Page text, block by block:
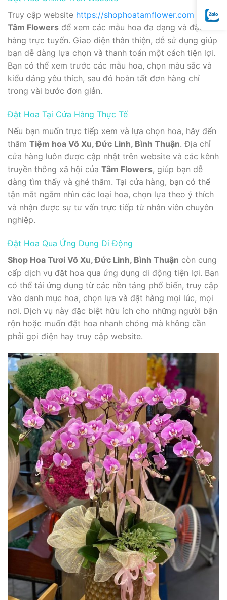
Truy cập website https://shophoatamflower.com của
Tâm Flowers để xem các mẫu hoa đa dạng và đặt
hàng trực tuyến. Giao diện thân thiện, dễ sử dụng giúp
bạn dễ dàng lựa chọn và thanh toán một cách tiện lợi.
Bạn có thể xem trước các mẫu hoa, chọn màu sắc và
kiểu dáng yêu thích, sau đó hoàn tất đơn hàng chỉ
trong vài bước đơn giản.
Đặt Hoa Tại Cửa Hàng Thực Tế
Nếu bạn muốn trực tiếp xem và lựa chọn hoa, hãy đến
thăm Tiệm hoa Võ Xu, Đức Linh, Bình Thuận. Địa chỉ
cửa hàng luôn được cập nhật trên website và các kênh
truyền thông xã hội của Tâm Flowers, giúp bạn dễ
dàng tìm thấy và ghé thăm. Tại cửa hàng, bạn có thể
tận mắt ngắm nhìn các loại hoa, chọn lựa theo ý thích
và nhận được sự tư vấn trực tiếp từ nhân viên chuyên
nghiệp.
Đặt Hoa Qua Ứng Dụng Di Động
Shop Hoa Tươi Võ Xu, Đức Linh, Bình Thuận còn cung
cấp dịch vụ đặt hoa qua ứng dụng di động tiện lợi. Bạn
có thể tải ứng dụng từ các nền tảng phổ biến, truy cập
vào danh mục hoa, chọn lựa và đặt hàng mọi lúc, mọi
nơi. Dịch vụ này đặc biệt hữu ích cho những người bận
rộn hoặc muốn đặt hoa nhanh chóng mà không cần
phải gọi điện hay truy cập website.